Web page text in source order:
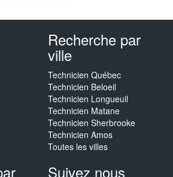
Recherche par
ville
Technicien Québec
Technicien Beloeil
Technicien Longueuil
Technicien Matane
Technicien Sherbrooke
Technicien Amos
Toutes les villes
Suivez nous